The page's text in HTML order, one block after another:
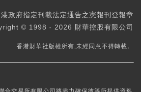
政府指定刊載法定通告之憲報刊登報章
© 1998 - 2026 財華控股有限公司
香港財華社版權所有,未經同意不得轉載。